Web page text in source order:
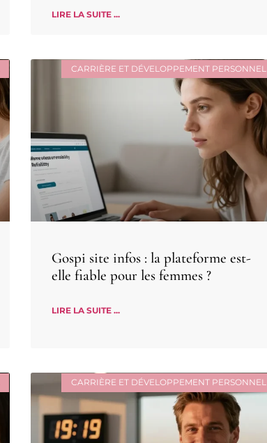
LIRE LA SUITE ...
CARRIÈRE ET DÉVELOPPEMENT PERSONNEL
Gospi site infos : la plateforme est-
elle fiable pour les femmes ?
LIRE LA SUITE ...
CARRIÈRE ET DÉVELOPPEMENT PERSONNEL